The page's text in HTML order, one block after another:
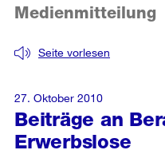
Beiträge an
Erwerbslose
Seite vorlesen
Medienmitteilung
27. Oktober 2010